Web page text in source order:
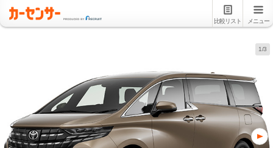
比較リスト メニュー
1/3